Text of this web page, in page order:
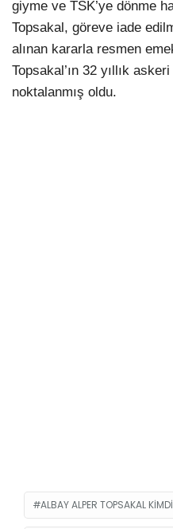
giyme ve TSK’ye dönme
Topsakal, göreve iade
alınan kararla resmen
Topsakal’ın 32 yıllık
noktalanmış oldu.
ALBAY ALPER TOPSAKAL